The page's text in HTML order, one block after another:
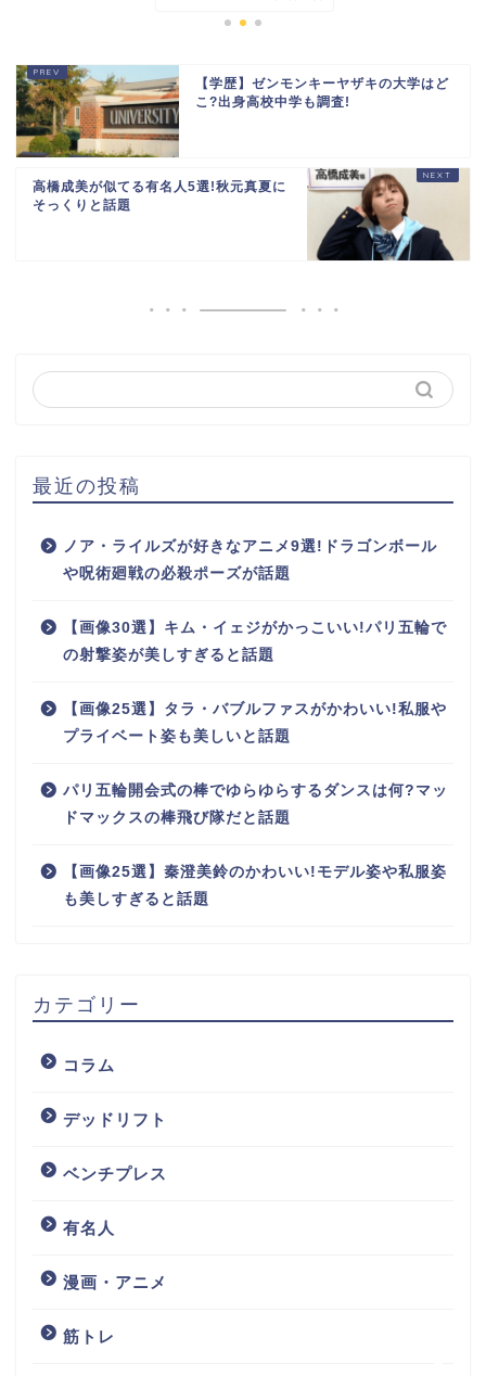
【学歴】ゼンモンキーヤザキの大学はど
こ?出身高校中学も調査!
高橋成美が似てる有名人5選!秋元真夏に
そっくりと話題
最近の投稿
ノア・ライルズが好きなアニメ9選!ドラゴンボール
や呪術廻戦の必殺ポーズが話題
【画像30選】キム・イェジがかっこいい!パリ五輪で
の射撃姿が美しすぎると話題
【画像25選】タラ・バブルファスがかわいい!私服や
プライベート姿も美しいと話題
パリ五輪開会式の棒でゆらゆらするダンスは何?マッ
ドマックスの棒飛び隊だと話題
【画像25選】秦澄美鈴のかわいい!モデル姿や私服姿
も美しすぎると話題
カテゴリー
コラム
デッドリフト
ベンチプレス
有名人
漫画・アニメ
筋トレ